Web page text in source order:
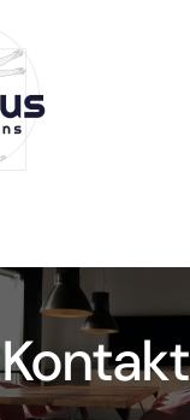
T2med
Team
Kontakt